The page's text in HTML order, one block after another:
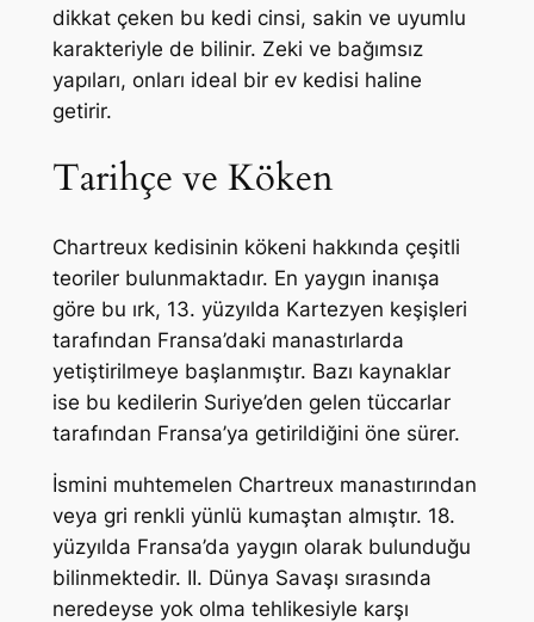
dikkat çeken bu kedi cinsi, sakin ve uyumlu
karakteriyle de bilinir. Zeki ve bağımsız
yapıları, onları ideal bir ev kedisi haline
getirir.
Tarihçe ve Köken
Chartreux kedisinin kökeni hakkında çeşitli
teoriler bulunmaktadır. En yaygın inanışa
göre bu ırk, 13. yüzyılda Kartezyen keşişleri
tarafından Fransa’daki manastırlarda
yetiştirilmeye başlanmıştır. Bazı kaynaklar
ise bu kedilerin Suriye’den gelen tüccarlar
tarafından Fransa’ya getirildiğini öne sürer.
İsmini muhtemelen Chartreux manastırından
veya gri renkli yünlü kumaştan almıştır. 18.
yüzyılda Fransa’da yaygın olarak bulunduğu
bilinmektedir. II. Dünya Savaşı sırasında
neredeyse yok olma tehlikesiyle karşı